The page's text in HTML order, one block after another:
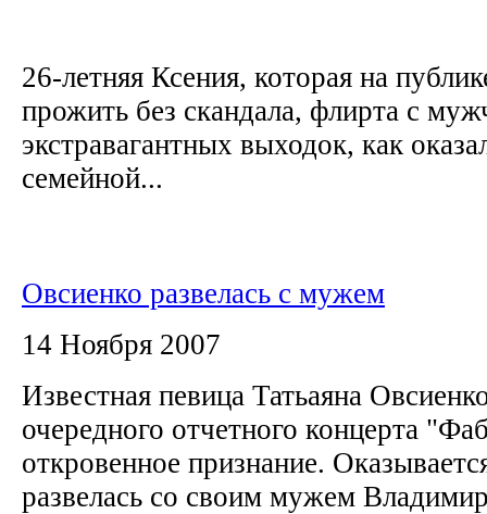
26-летняя Ксения, которая на
прожить без скандала, флирта с
экстравагантных выходок, как
семейной...
Овсиенко развелась с мужем
14 Ноября 2007
Известная певица Татьаяна
очередного отчетного концерта
откровенное признание.
развелась со своим мужем